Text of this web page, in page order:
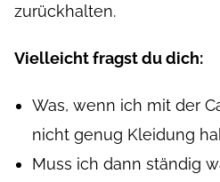
zurückhalten.
Vielleicht fragst du dich:
Was, wenn ich mit der
nicht genug Kleidung
Muss ich dann ständig